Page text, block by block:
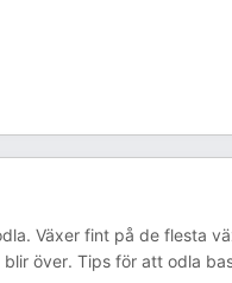
Växer fint på de flesta
över. Tips för att odla